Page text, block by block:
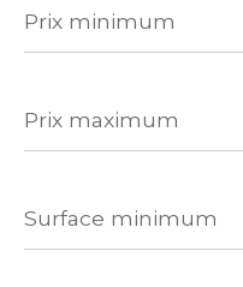
minimum
maximum
minimum